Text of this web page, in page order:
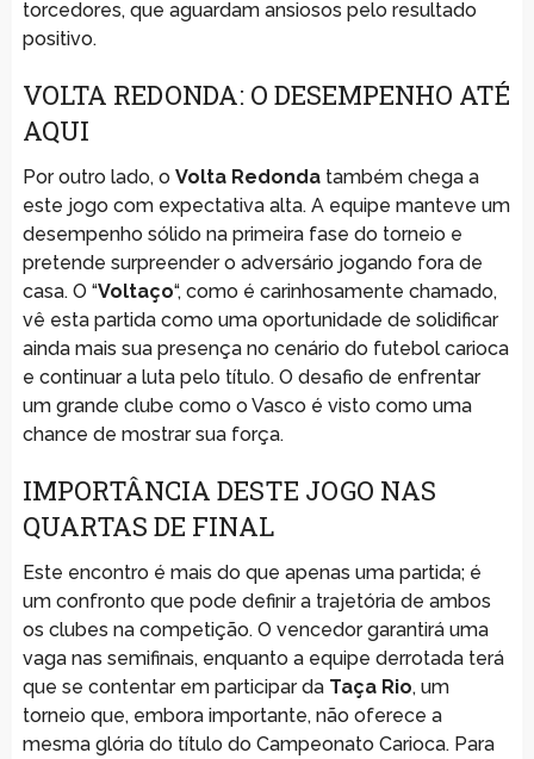
torcedores, que aguardam ansiosos pelo resultado
positivo.
VOLTA REDONDA: O DESEMPENHO ATÉ
AQUI
Por outro lado, o Volta Redondatambém chega a
este jogo com expectativa alta. A equipe manteve um
desempenho sólido na primeira fase do torneio e
pretende surpreender o adversário jogando fora de
casa. O “Voltaço“, como é carinhosamente chamado,
vê esta partida como uma oportunidade de solidificar
ainda mais sua presença no cenário do futebol carioca
e continuar a luta pelo título. O desafio de enfrentar
um grande clube como o Vasco é visto como uma
chance de mostrar sua força.
IMPORTÂNCIA DESTE JOGO NAS
QUARTAS DE FINAL
Este encontro é mais do que apenas uma partida; é
um confronto que pode definir a trajetória de ambos
os clubes na competição. O vencedor garantirá uma
vaga nas semifinais, enquanto a equipe derrotada terá
que se contentar em participar da Taça Rio, um
torneio que, embora importante, não oferece a
mesma glória do título do Campeonato Carioca. Para